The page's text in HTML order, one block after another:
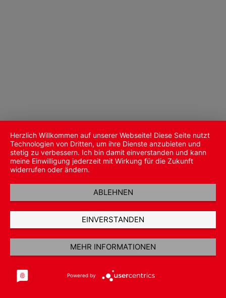
Herzlich Willkommen auf unserer Webseite! Diese Seite nutzt
Technologien von Dritten, um ihre Dienste anzubieten und
stetig zu verbessern. Ich bin damit einverstanden und kann
meine Einwilligung jederzeit mit Wirkung für die Zukunft
widerrufen oder ändern.
ABLEHNEN
EINVERSTANDEN
MEHR INFORMATIONEN
Powered by